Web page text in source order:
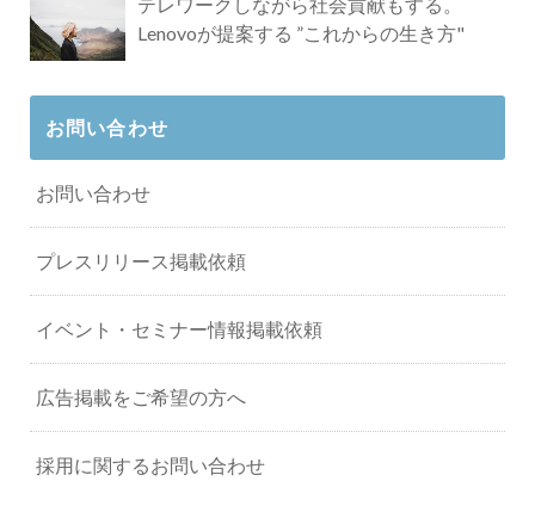
テレワークしながら社会貢献もする。
Lenovoが提案する ”これからの生き方"
お問い合わせ
お問い合わせ
プレスリリース掲載依頼
イベント・セミナー情報掲載依頼
広告掲載をご希望の方へ
採用に関するお問い合わせ